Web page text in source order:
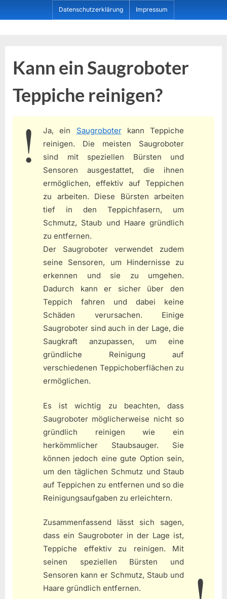
to
Datenschutzerklärung Impressum
Kann ein Saugroboter
Teppiche reinigen?
Ja, ein Saugroboterkann Teppiche
reinigen. Die meisten Saugroboter
sind mit speziellen Bürsten und
Sensoren ausgestattet, die ihnen
ermöglichen, effektiv auf Teppichen
zu arbeiten. Diese Bürsten arbeiten
tief in den Teppichfasern, um
Schmutz, Staub und Haare gründlich
zu entfernen.
Der Saugroboter verwendet zudem
seine Sensoren, um Hindernisse zu
erkennen und sie zu umgehen.
Dadurch kann er sicher über den
Teppich fahren und dabei keine
Schäden verursachen. Einige
Saugroboter sind auch in der Lage, die
Saugkraft anzupassen, um eine
gründliche Reinigung auf
verschiedenen Teppichoberflächen zu
ermöglichen.
Es ist wichtig zu beachten, dass
Saugroboter möglicherweise nicht so
gründlich reinigen wie ein
herkömmlicher Staubsauger. Sie
können jedoch eine gute Option sein,
um den täglichen Schmutz und Staub
auf Teppichen zu entfernen und so die
Reinigungsaufgaben zu erleichtern.
Zusammenfassend lässt sich sagen,
dass ein Saugroboter in der Lage ist,
Teppiche effektiv zu reinigen. Mit
seinen speziellen Bürsten und
Sensoren kann er Schmutz, Staub und
Haare gründlich entfernen.